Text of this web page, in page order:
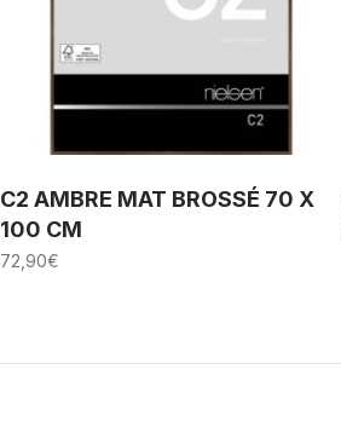
C2 AMBRE MAT BROSSÉ 70 X
100 CM
72,90€